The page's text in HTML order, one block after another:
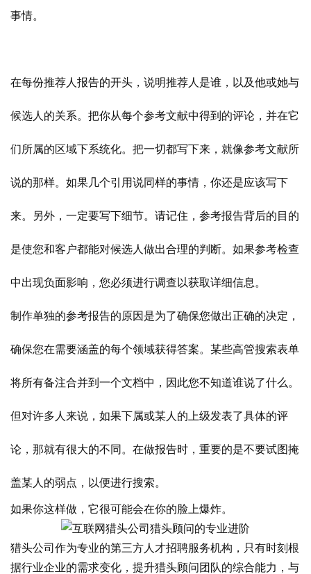
事情。
在每份推荐人报告的开头，说明推荐人是谁，以及他或她与
候选人的关系。把你从每个参考文献中得到的评论，并在它
们所属的区域下系统化。把一切都写下来，就像参考文献所
说的那样。如果几个引用说同样的事情，你还是应该写下
来。另外，一定要写下细节。请记住，参考报告背后的目的
是使您和客户都能对候选人做出合理的判断。如果参考检查
中出现负面影响，您必须进行调查以获取详细信息。
制作单独的参考报告的原因是为了确保您做出正确的决定，
确保您在需要涵盖的每个领域获得答案。某些高管搜索表单
将所有备注合并到一个文档中，因此您不知道谁说了什么。
但对许多人来说，如果下属或某人的上级发表了具体的评
论，那就有很大的不同。在做报告时，重要的是不要试图掩
盖某人的弱点，以便进行搜索。
如果你这样做，它很可能会在你的脸上爆炸。
猎头公司作为专业的第三方人才招聘服务机构，只有时刻根
据行业企业的需求变化，提升猎头顾问团队的综合能力，与